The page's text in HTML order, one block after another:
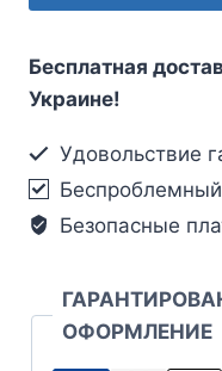
Бесплатная
Украине!
Удовольствие
Безопасные
ОФОРМЛЕНИЕ